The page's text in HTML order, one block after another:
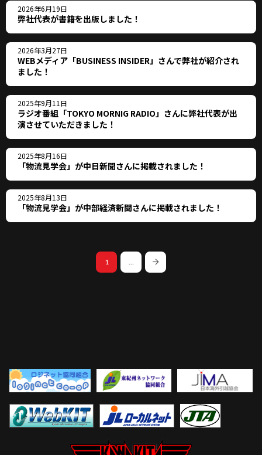
2026年6月19日
弊社代表が書籍を出版しました！
2026年3月27日
WEBメディア「BUSINESS INSIDER」さんで弊社が紹介され
ました！
2025年9月11日
ラジオ番組「TOKYO MORNIG RADIO」さんに弊社代表が出
演させていただきました！
2025年8月16日
「物流見学会」が中日新聞さんに掲載されました！
2025年8月13日
「物流見学会」が中部経済新聞さんに掲載されました！
1 … Next